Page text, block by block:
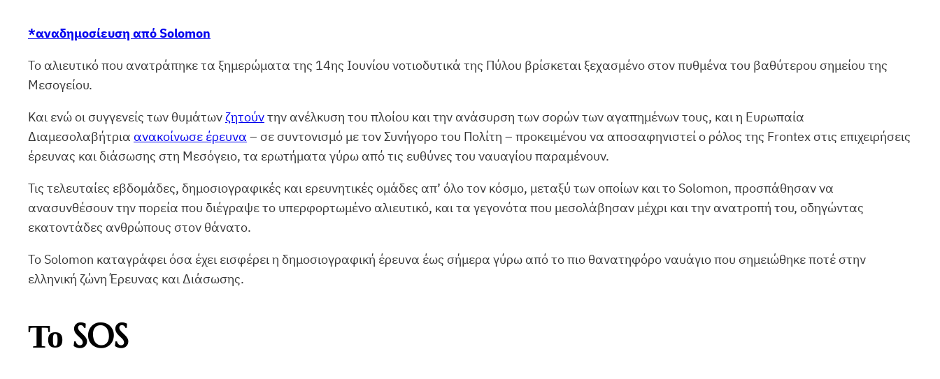
*αναδημοσίευση από Solomon
Το αλιευτικό που ανατράπηκε τα ξημερώματα της 14ης Ιουνίου νοτιοδυτικά της Πύλου βρίσκεται ξεχασμένο στον πυθμένα του βαθύτερου σημείου της
Μεσογείου.
Και ενώ οι συγγενείς των θυμάτωνζητούντην ανέλκυση του πλοίου και την ανάσυρση των σορών των αγαπημένων τους, και η Ευρωπαία
Διαμεσολαβήτρια ανακοίνωσε έρευνα – σε συντονισμό με τον Συνήγορο του Πολίτη – προκειμένου να αποσαφηνιστεί ο ρόλος της Frontex στις επιχειρήσεις
έρευνας και διάσωσης στη Μεσόγειο, τα ερωτήματα γύρω από τις ευθύνες του ναυαγίου παραμένουν.
Τις τελευταίες εβδομάδες, δημοσιογραφικές και ερευνητικές ομάδες απ’ όλο τον κόσμο, μεταξύ των οποίων και το Solomon, προσπάθησαν να
ανασυνθέσουν την πορεία που διέγραψε το υπερφορτωμένο αλιευτικό, και τα γεγονότα που μεσολάβησαν μέχρι και την ανατροπή του, οδηγώντας
εκατοντάδες ανθρώπους στον θάνατο.
Το Solomon καταγράφει όσα έχει εισφέρει η δημοσιογραφική έρευνα έως σήμερα γύρω από το πιο θανατηφόρο ναυάγιο που σημειώθηκε ποτέ στην
ελληνική ζώνη Έρευνας και Διάσωσης.
Το SOS